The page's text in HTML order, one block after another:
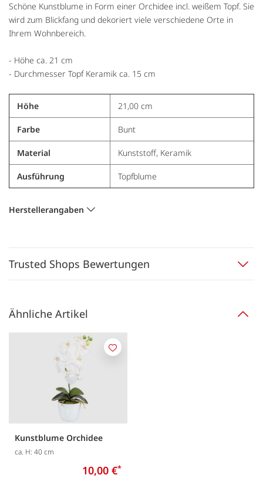
Schöne Kunstblume in Form einer Orchidee incl. weißem Topf. Sie
wird zum Blickfang und dekoriert viele verschiedene Orte in
Ihrem Wohnbereich.
- Höhe ca. 21 cm
- Durchmesser Topf Keramik ca. 15 cm
Höhe 21,00 cm
Farbe Bunt
Material Kunststoff, Keramik
Ausführung Topfblume
Herstellerangaben
Trusted Shops Bewertungen
Ähnliche Artikel
Kunstblume Orchidee
ca. H: 40 cm
10,00 €*
Merken